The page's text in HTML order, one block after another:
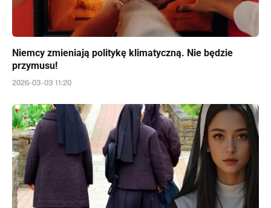
Niemcy zmieniają politykę klimatyczną. Nie będzie
przymusu!
2026-03-03 11:20